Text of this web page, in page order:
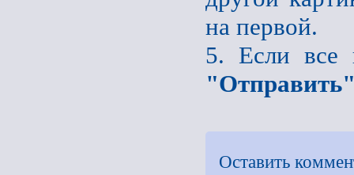
на первой.
5. Если все
Оставить